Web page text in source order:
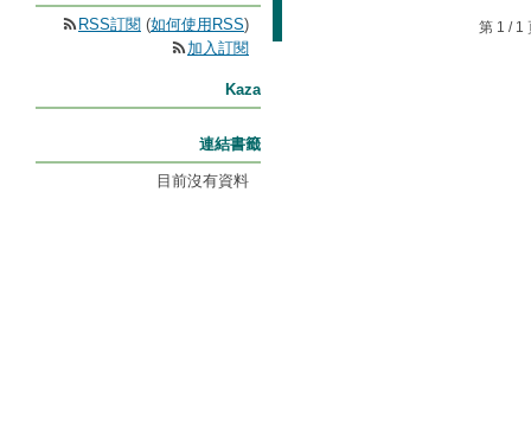
第 1 /
RSS訂閱 (如何使用RSS)
加入訂閱
Kaza
連結書籤
目前沒有資料